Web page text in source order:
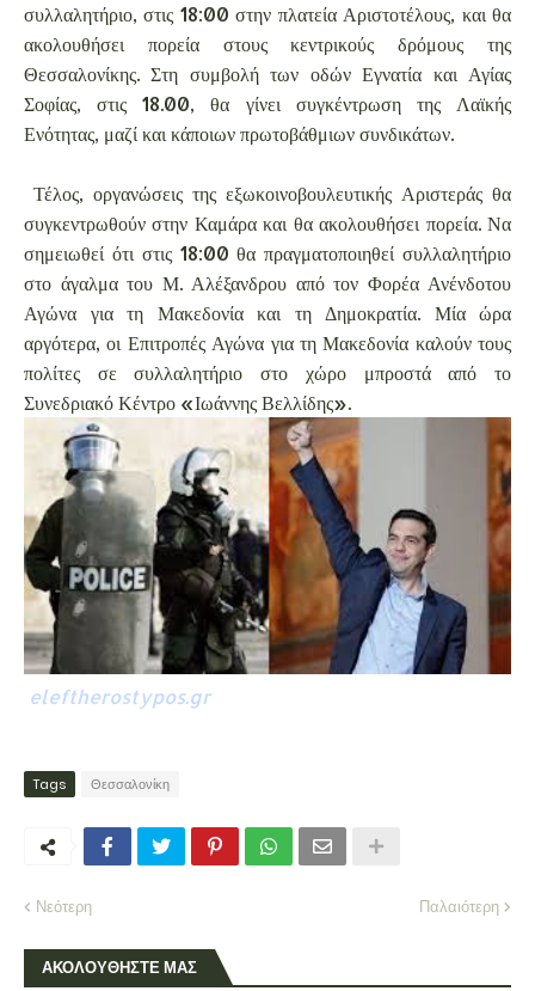
συλλαλητήριο, στις 18:00 στην πλατεία Αριστοτέλους, και θα
ακολουθήσει πορεία στους κεντρικούς δρόμους της
Θεσσαλονίκης. Στη συμβολή των οδών Εγνατία και Αγίας
Σοφίας, στις 18.00, θα γίνει συγκέντρωση της Λαϊκής
Ενότητας, μαζί και κάποιων πρωτοβάθμιων συνδικάτων.
Τέλος, οργανώσεις της εξωκοινοβουλευτικής Αριστεράς θα
συγκεντρωθούν στην Καμάρα και θα ακολουθήσει πορεία. Να
σημειωθεί ότι στις 18:00 θα πραγματοποιηθεί συλλαλητήριο
στο άγαλμα του Μ. Αλέξανδρου από τον Φορέα Ανένδοτου
Αγώνα για τη Μακεδονία και τη Δημοκρατία. Μία ώρα
αργότερα, οι Επιτροπές Αγώνα για τη Μακεδονία καλούν τους
πολίτες σε συλλαλητήριο στο χώρο μπροστά από το
Συνεδριακό Κέντρο «Ιωάννης Βελλίδης».
eleftherostypos.gr
Tags Θεσσαλονίκη
Νεότερη Παλαιότερη
ΑΚΟΛΟΥΘΗΣΤΕ ΜΑΣ